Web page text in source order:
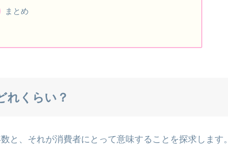
まとめ
れくらい？
と、それが消費者にとって意味することを探求します。